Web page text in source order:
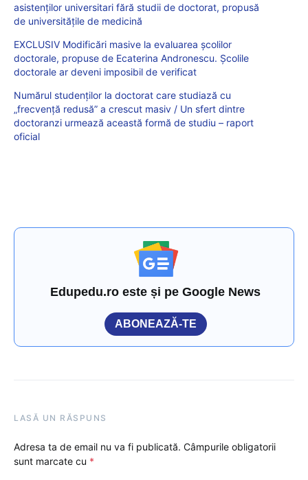
asistenților universitari fără studii de doctorat, propusă
de universitățile de medicină
EXCLUSIV Modificări masive la evaluarea școlilor
doctorale, propuse de Ecaterina Andronescu. Școlile
doctorale ar deveni imposibil de verificat
Numărul studenților la doctorat care studiază cu
„frecvență redusă” a crescut masiv / Un sfert dintre
doctoranzi urmează această formă de studiu – raport
oficial
Edupedu.ro este și pe Google News
ABONEAZĂ-TE
LASĂ UN RĂSPUNS
Adresa ta de email nu va fi publicată. Câmpurile obligatorii
sunt marcate cu *